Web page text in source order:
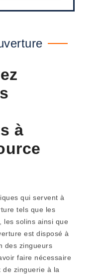
à
qui servent à
tels que les
les solins ainsi que
est disposé à
des zingueurs
faire nécessaire
de zinguerie à la